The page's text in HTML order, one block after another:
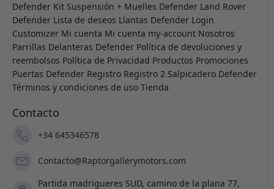
Defender Kit Suspensión + Muelles Defender Land Rover
Defender Lista de deseos Llantas Defender Login
Customizer Mi cuenta Mi cuenta my-account Nosotros
Parrillas Delanteras Defender Política de devoluciones y
reembolsos Política de Privacidad Productos Promociones
Puertas Defender Registro Registro 2 Salpicadero Defender
Términos y condiciones de uso Tienda
Contacto
+34 645346578
Contacto@Raptorgallerymotors.com
Partida madrigueres SUD, camino de la plana 77,